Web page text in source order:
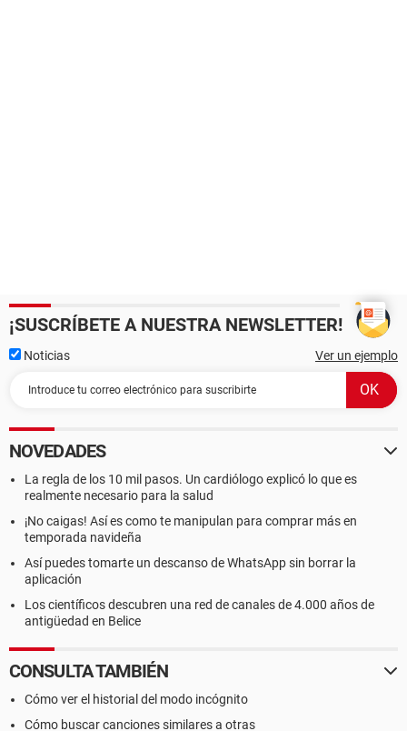
¡SUSCRÍBETE A NUESTRA NEWSLETTER!
Noticias Ver un ejemplo
NOVEDADES
La regla de los 10 mil pasos. Un cardiólogo explicó lo que es
realmente necesario para la salud
¡No caigas! Así es como te manipulan para comprar más en
temporada navideña
Así puedes tomarte un descanso de WhatsApp sin borrar la
aplicación
Los científicos descubren una red de canales de 4.000 años de
antigüedad en Belice
CONSULTA TAMBIÉN
Cómo ver el historial del modo incógnito
Cómo buscar canciones similares a otras